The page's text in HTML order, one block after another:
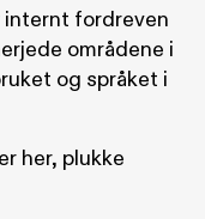
internt fordreven
områdene i
og språket i
her, plukke